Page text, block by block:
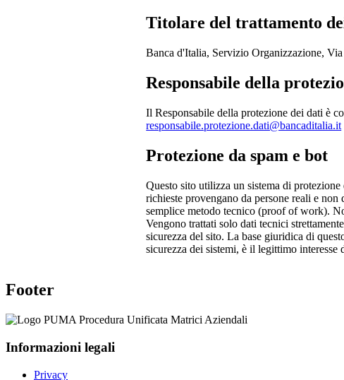
Titolare del trattamento
Banca d'Italia, Servizio Organizzazione,
Responsabile della
Il Responsabile della protezione dei dati è
responsabile.protezione.dati@bancaditalia.it
Protezione da spam e bot
Questo sito utilizza un sistema di
richieste provengano da persone reali e
semplice metodo tecnico (proof of work).
Vengono trattati solo dati tecnici
sicurezza del sito. La base giuridica di
sicurezza dei sistemi, è il legittimo
Footer
Informazioni legali
Privacy